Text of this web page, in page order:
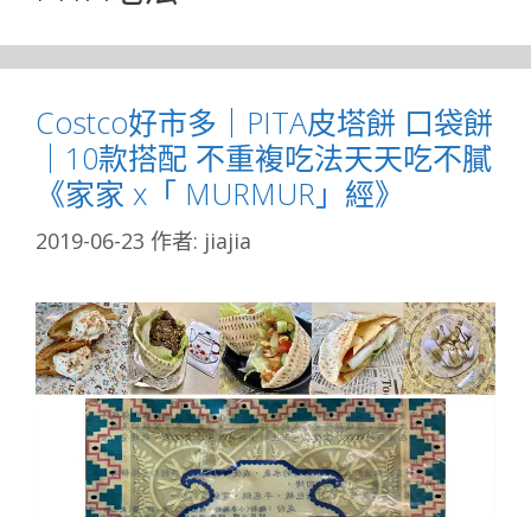
Costco好市多｜PITA皮塔餅 口袋餅
｜10款搭配 不重複吃法天天吃不膩
《家家 x「 MURMUR」經》
2019-06-23 作者: jiajia